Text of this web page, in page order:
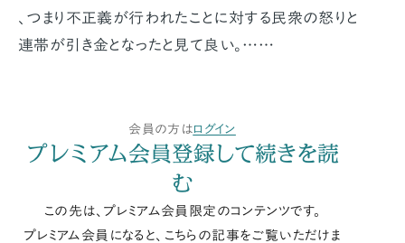
、つまり不正義が行われたことに対する民衆の怒りと
連帯が引き金となったと見て良い。……
会員の方はログイン
プレミアム会員登録して続きを読
む
この先は、プレミアム会員限定のコンテンツです。
プレミアム会員になると、こちらの記事をご覧いただけま